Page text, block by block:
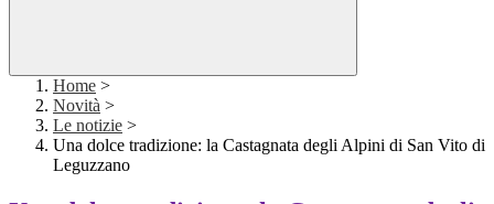
Home >
Novità >
Le notizie >
Una dolce tradizione: la Castagnata degli Alpini di San Vito di
Leguzzano